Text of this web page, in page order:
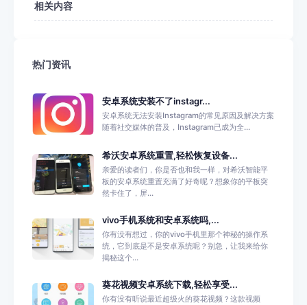
相关内容
热门资讯
安卓系统安装不了instagr...
安卓系统无法安装Instagram的常见原因及解决方案
随着社交媒体的普及，Instagram已成为全...
希沃安卓系统重置,轻松恢复设备...
亲爱的读者们，你是否也和我一样，对希沃智能平
板的安卓系统重置充满了好奇呢？想象你的平板突
然卡住了，屏...
vivo手机系统和安卓系统吗,...
你有没有想过，你的vivo手机里那个神秘的操作系
统，它到底是不是安卓系统呢？别急，让我来给你
揭秘这个...
葵花视频安卓系统下载,轻松享受...
你有没有听说最近超级火的葵花视频？这款视频